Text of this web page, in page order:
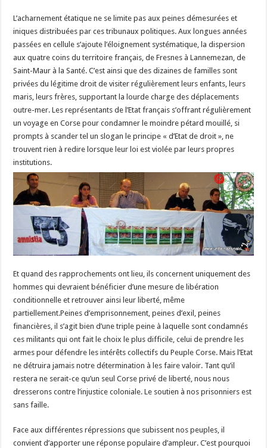
L’acharnement étatique ne se limite pas aux peines démesurées et
iniques distribuées par ces tribunaux politiques. Aux longues années
passées en cellule s’ajoute l’éloignement systématique, la dispersion
aux quatre coins du territoire français, de Fresnes à Lannemezan, de
Saint-Maur à la Santé. C’est ainsi que des dizaines de familles sont
privées du légitime droit de visiter régulièrement leurs enfants, leurs
maris, leurs frères, supportant la lourde charge des déplacements
outre-mer. Les représentants de l’Etat français s’offrant régulièrement
un voyage en Corse pour condamner le moindre pétard mouillé, si
prompts à scander tel un slogan le principe « d’Etat de droit », ne
trouvent rien à redire lorsque leur loi est violée par leurs propres
institutions.
Et quand des rapprochements ont lieu, ils concernent uniquement des
hommes qui devraient bénéficier d’une mesure de libération
conditionnelle et retrouver ainsi leur liberté, même
partiellement.Peines d’emprisonnement, peines d’exil, peines
financières, il s’agit bien d’une triple peine à laquelle sont condamnés
ces militants qui ont fait le choix le plus difficile, celui de prendre les
armes pour défendre les intérêts collectifs du Peuple Corse. Mais l’Etat
ne détruira jamais notre détermination à les faire valoir. Tant qu’il
restera ne serait-ce qu’un seul Corse privé de liberté, nous nous
dresserons contre l’injustice coloniale. Le soutien à nos prisonniers est
sans faille.
Face aux différentes répressions que subissent nos peuples, il
convient d’apporter une réponse populaire d’ampleur. C’est pourquoi